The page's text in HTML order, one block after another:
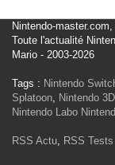
Nintendo-
Toute l'actualité
Mario - 2003-2026
Tags : Nintendo
Splatoon, Nintendo
Nintendo Labo
RSS Actu, RSS Tests